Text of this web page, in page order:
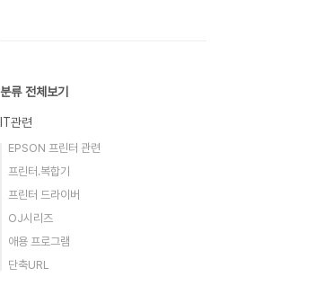
분류 전체보기
IT관련
EPSON 프린터 관련
프린터.복합기
프린터 드라이버
OJ시리즈
애용 프로그램
단축URL